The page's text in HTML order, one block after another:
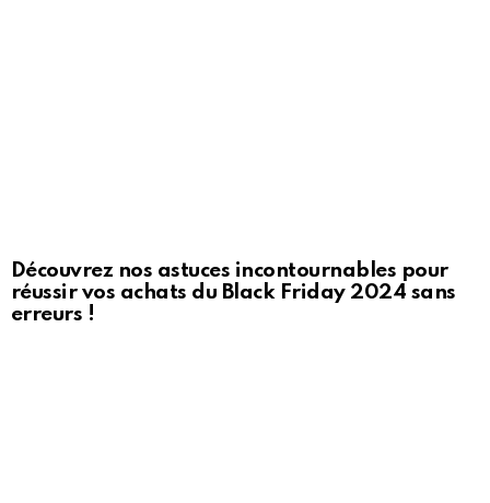
Découvrez nos astuces incontournables pour
réussir vos achats du Black Friday 2024 sans
erreurs !